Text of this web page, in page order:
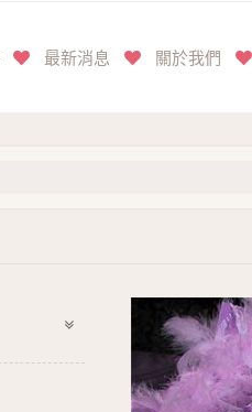
最新消息 關於我們